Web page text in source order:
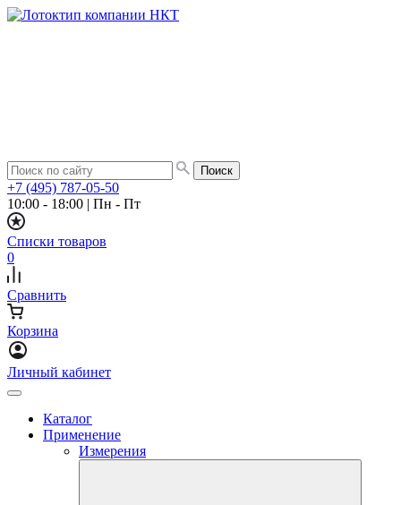
+7 (495) 787-05-50
10:00 - 18:00 | Пн - Пт
Списки товаров
0
Сравнить
Корзина
Личный кабинет
Каталог
Применение
Измерения